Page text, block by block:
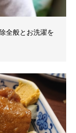
全般とお洗濯を